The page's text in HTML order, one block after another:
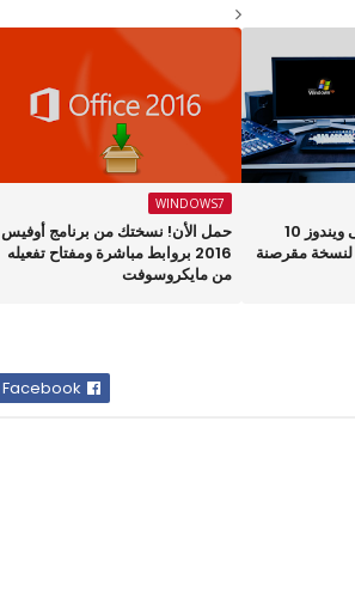
خطوات للحصول على ويندوز 10
لنسخة مقرصنة
WINDOWS7
حمل الأن! نسختك من برنامج أوفيس
2016 بروابط مباشرة ومفتاح تفعيله
من مايكروسوفت